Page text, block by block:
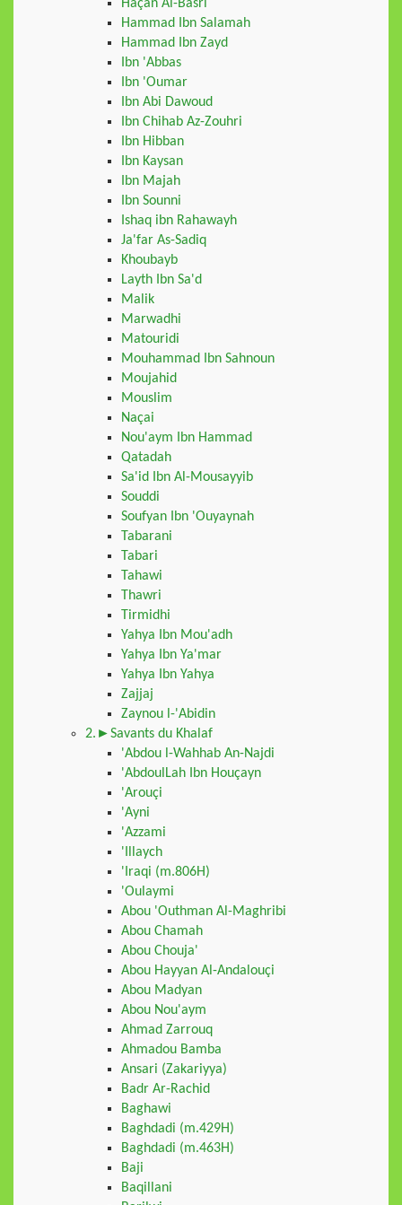
Haçan Al-Basri
Hammad Ibn Salamah
Hammad Ibn Zayd
Ibn 'Abbas
Ibn 'Oumar
Ibn Abi Dawoud
Ibn Chihab Az-Zouhri
Ibn Hibban
Ibn Kaysan
Ibn Majah
Ibn Sounni
Ishaq ibn Rahawayh
Ja'far As-Sadiq
Khoubayb
Layth Ibn Sa'd
Malik
Marwadhi
Matouridi
Mouhammad Ibn Sahnoun
Moujahid
Mouslim
Naçai
Nou'aym Ibn Hammad
Qatadah
Sa'id Ibn Al-Mousayyib
Souddi
Soufyan Ibn 'Ouyaynah
Tabarani
Tabari
Tahawi
Thawri
Tirmidhi
Yahya Ibn Mou'adh
Yahya Ibn Ya'mar
Yahya Ibn Yahya
Zajjaj
Zaynou l-'Abidin
2.►Savants du Khalaf
'Abdou l-Wahhab An-Najdi
'AbdoulLah Ibn Houçayn
'Arouçi
'Ayni
'Azzami
'Illaych
'Iraqi (m.806H)
'Oulaymi
Abou 'Outhman Al-Maghribi
Abou Chamah
Abou Chouja'
Abou Hayyan Al-Andalouçi
Abou Madyan
Abou Nou'aym
Ahmad Zarrouq
Ahmadou Bamba
Ansari (Zakariyya)
Badr Ar-Rachid
Baghawi
Baghdadi (m.429H)
Baghdadi (m.463H)
Baji
Baqillani